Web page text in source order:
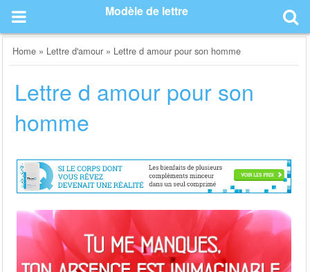
content
Modèle de lettre
Home » Lettre d'amour » Lettre d amour pour son homme
Lettre d amour pour son
homme